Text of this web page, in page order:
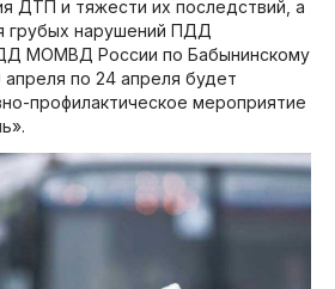
ДТП и тяжести их последствий, а
грубых нарушений ПДД
МОМВД России по Бабынинскому
по 24 апреля будет
профилактическое мероприятие